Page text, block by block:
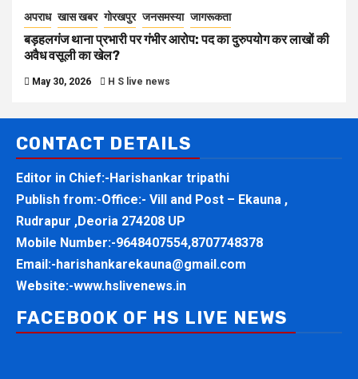
अपराध खास खबर गोरखपुर जनसमस्या जागरूकता
बड़हलगंज थाना प्रभारी पर गंभीर आरोप: पद का दुरुपयोग कर लाखों की
अवैध वसूली का खेल?
May 30, 2026 H S live news
CONTACT DETAILS
Editor in Chief:-Harishankar tripathi
Publish from:-Office:- Vill and Post – Ekauna ,
Rudrapur ,Deoria 274208 UP
Mobile Number:-9648407554,8707748378
Email:-harishankarekauna@gmail.com
Website:-www.hslivenews.in
FACEBOOK OF HS LIVE NEWS